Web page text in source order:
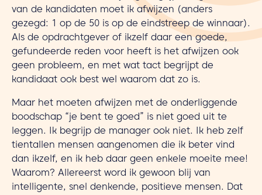
van de kandidaten moet ik afwijzen (anders
gezegd: 1 op de 50 is op de eindstreep de winnaar).
Als de opdrachtgever of ikzelf daar een goede,
gefundeerde reden voor heeft is het afwijzen ook
geen probleem, en met wat tact begrijpt de
kandidaat ook best wel waarom dat zo is.
Maar het moeten afwijzen met de onderliggende
boodschap “je bent te goed” is niet goed uit te
leggen. Ik begrijp de manager ook niet. Ik heb zelf
tientallen mensen aangenomen die ik beter vind
dan ikzelf, en ik heb daar geen enkele moeite mee!
Waarom? Allereerst word ik gewoon blij van
intelligente, snel denkende, positieve mensen. Dat